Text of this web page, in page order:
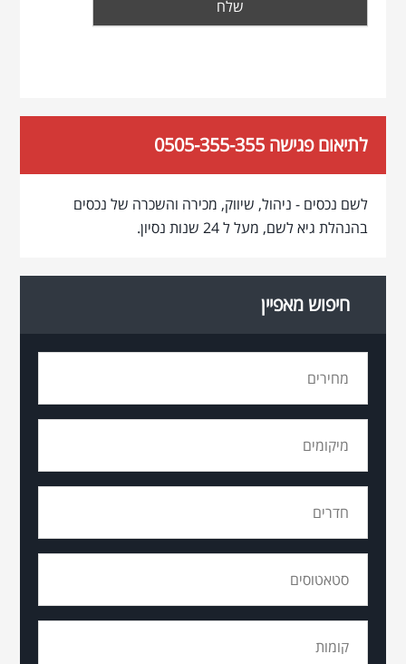
לתיאום פגישה 0505-355-355
לשם נכסים - ניהול, שיווק, מכירה והשכרה של נכסים
בהנהלת גיא לשם, מעל ל 24 שנות נסיון.
חיפוש מאפיין